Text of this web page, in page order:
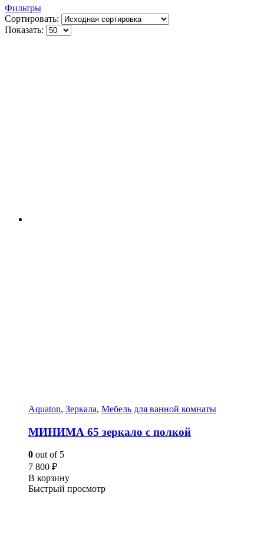
Фильтры
Сортировать:
Показать:
Aquaton, Зеркала, Мебель для ванной комнаты
МИНИМА 65 зеркало с полкой
0 out of 5
7 800 ₽
В корзину
Быстрый просмотр